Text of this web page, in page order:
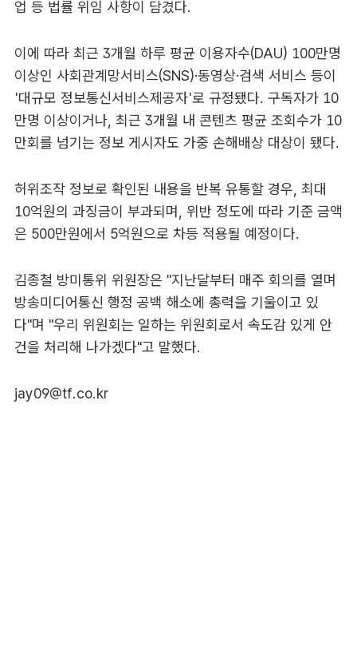
업 등 법률 위임 사항이 담겼다.
이에 따라 최근 3개월 하루 평균 이용자수(DAU) 100만명
이상인 사회관계망서비스(SNS)·동영상·검색 서비스 등이
'대규모 정보통신서비스제공자'로 규정됐다. 구독자가 10
만명 이상이거나, 최근 3개월 내 콘텐츠 평균 조회수가 10
만회를 넘기는 정보 게시자도 가중 손해배상 대상이 됐다.
허위조작 정보로 확인된 내용을 반복 유통할 경우, 최대
10억원의 과징금이 부과되며, 위반 정도에 따라 기준 금액
은 500만원에서 5억원으로 차등 적용될 예정이다.
김종철 방미통위 위원장은 "지난달부터 매주 회의를 열며
방송미디어통신 행정 공백 해소에 총력을 기울이고 있
다"며 "우리 위원회는 일하는 위원회로서 속도감 있게 안
건을 처리해 나가겠다"고 말했다.
jay09@tf.co.kr